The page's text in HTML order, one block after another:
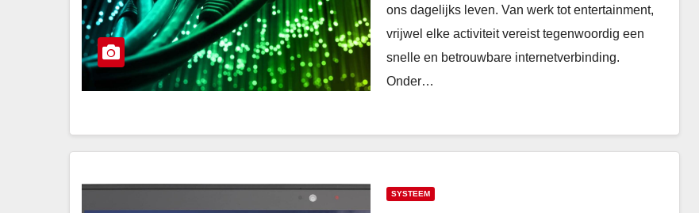
ons dagelijks leven. Van werk tot entertainment,
vrijwel elke activiteit vereist tegenwoordig een
snelle en betrouwbare internetverbinding.
Onder…
SYSTEEM